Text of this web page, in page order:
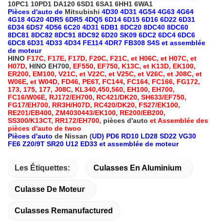
10PC1 10PD1 DA120 6SD1 6SA1 6HH1 6WA1
Pièces d'auto de Mitsubishi 4D30 4D31 4G54 4G63 4G64
4G18 4G20 4DR5 6DR5 4DQ5 6D14 6D15 6D16 6D22 6D31
6D34 6DS7 4D56 6C20 4D31 6DB1 8DC20 8DC40 8DC60
8DC81 8DC82 8DC91 8DC92 6D20 SK09 6DC2 6DC4 6DC6
6DC8 6D31 4D33 4D34 FE114 4DR7 FB308 S4S et assemblée
de moteur
HINO F17C, F17E, F17D, F20C, F21C, et H06C, et H07C, et
H07D, HINO EH700, EF550, EF750, K13C, et K13D, EK100,
ER200, EM100, V21C, et V22C, et V25C, et V26C, et J08C, et
W06E, et W04D, FD46, PE6T, FC144, FC164, FC166, FG172,
173, 175, 177, J08C, KL340,450,560, EH100, EH700,
FC16/W06E, RJ172/EH700, RC421/DK20, SH633/EF750,
FG17/EH700, RR3H/H07D, RC420/DK20, FS27/EK100,
RE201/EB400, ZM4030443/EK100, RE200/EB200,
SS300/K13CT, RR172/EH700, pièces d'auto et Assemblée des
pièces d'auto de twoo
Pièces d'auto de Nissan (UD) PD6 RD10 LD28 SD22 VG30
FE6 Z20/9T SR20 U12 ED33 et assemblée de moteur
Les Étiquettes: Culasses En Aluminium
Culasse De Moteur
Culasses Remanufactured